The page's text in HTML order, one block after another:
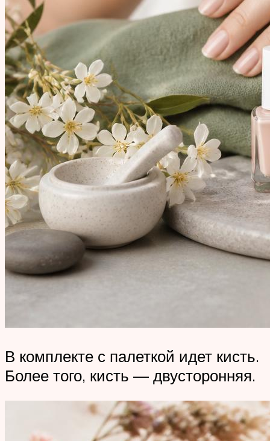
В комплекте с палеткой идет кисть.
Более того, кисть — двусторонняя.